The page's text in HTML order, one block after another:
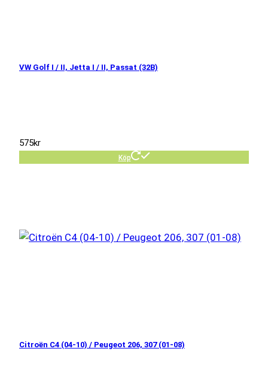
VW Golf I / II, Jetta I / II, Passat (32B)
575kr
Köp
Citroën C4 (04-10) / Peugeot 206, 307 (01-08)